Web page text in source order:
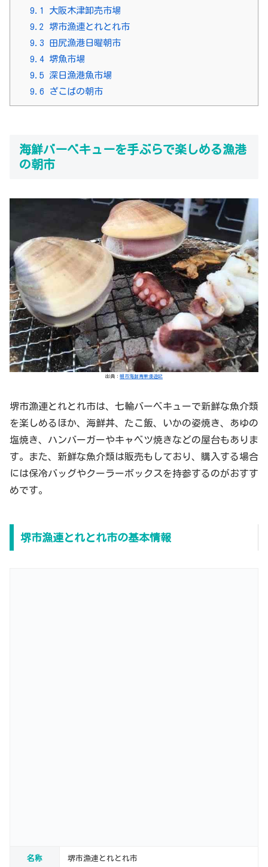
9.1
大阪木津卸売市場
9.2
堺市漁連とれとれ市
9.3 田尻漁港日曜朝市
9.4堺魚市場
9.5 深日漁港魚市場
9.6 ざこばの朝市
海鮮バーベキューを手ぶらで楽しめる漁港
の朝市
出典： 朝市海鮮青果漫遊記
堺市漁連とれとれ市は、七輪バーベキューで新鮮な魚介類
を楽しめるほか、海鮮丼、たこ飯、いかの姿焼き、あゆの
塩焼き、ハンバーガーやキャベツ焼きなどの屋台もありま
す。また、新鮮な魚介類は販売もしており、購入する場合
には保冷バッグやクーラーボックスを持参するのがおすす
めです。
堺市漁連とれとれ市の基本情報
名称 堺市漁連とれとれ市